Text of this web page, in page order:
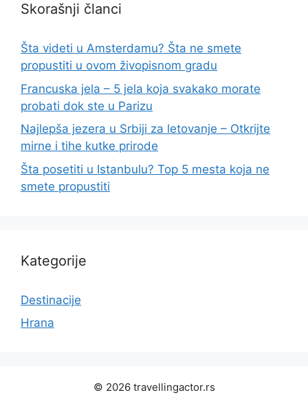
Skorašnji članci
Šta videti u Amsterdamu? Šta ne smete
propustiti u ovom živopisnom gradu
Francuska jela – 5 jela koja svakako morate
probati dok ste u Parizu
Najlepša jezera u Srbiji za letovanje – Otkrijte
mirne i tihe kutke prirode
Šta posetiti u Istanbulu? Top 5 mesta koja ne
smete propustiti
Kategorije
Destinacije
Hrana
© 2026 travellingactor.rs